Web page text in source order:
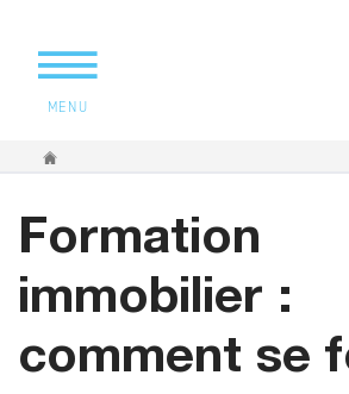
MENU
Vous êtes ici
Formation
immobilier :
comment se